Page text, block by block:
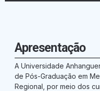
Apresentação
A Universidade
de Pós-Graduação em
Regional, por meio dos